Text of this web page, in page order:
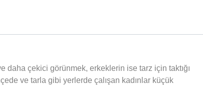
daha çekici görünmek, erkeklerin ise tarz için taktığı
ve tarla gibi yerlerde çalışan kadınlar küçük